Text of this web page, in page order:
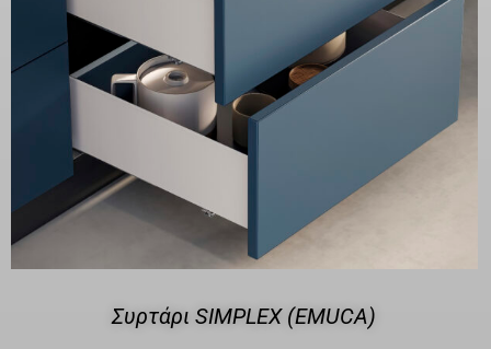
Συρτάρι SIMPLEX (EMUCA)